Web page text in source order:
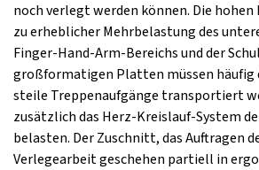
noch verlegt werden können. Die
zu erheblicher Mehrbelastung des
Finger-Hand-Arm-Bereichs und der
großformatigen Platten müssen häufig
steile Treppenaufgänge transportiert
zusätzlich das Herz-Kreislauf-System
belasten. Der Zuschnitt, das Auftragen
Verlegearbeit geschehen partiell in